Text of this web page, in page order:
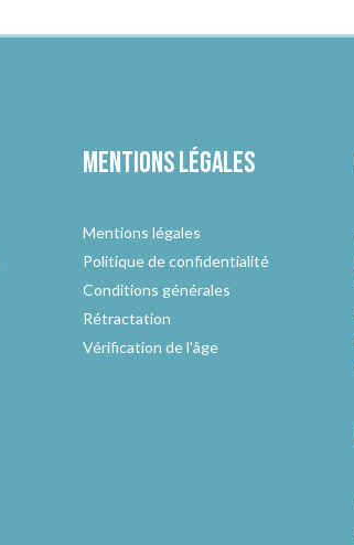
Mentions légales
Mentions légales
Politique de confidentialité
Conditions générales
Rétractation
Vérification de l'âge